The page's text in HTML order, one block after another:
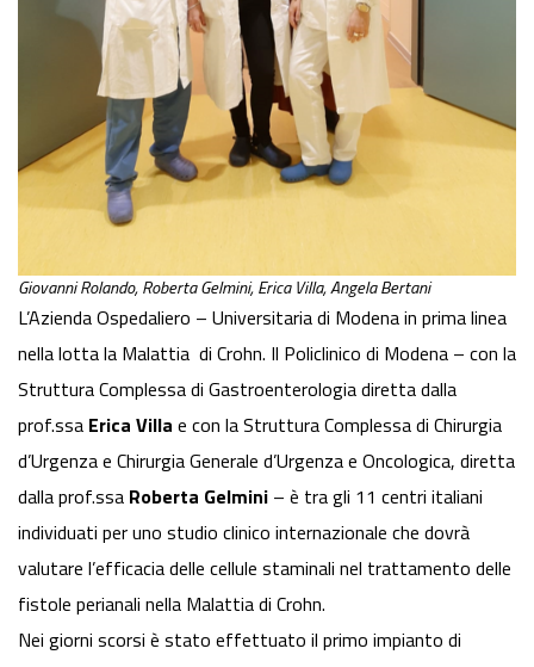
Giovanni Rolando, Roberta Gelmini, Erica Villa, Angela Bertani
L’Azienda Ospedaliero – Universitaria di Modena in prima linea
nella lotta la Malattia di Crohn. Il Policlinico di Modena – con la
Struttura Complessa di Gastroenterologia diretta dalla
prof.ssa Erica Villa e con la Struttura Complessa di Chirurgia
d’Urgenza e Chirurgia Generale d’Urgenza e Oncologica, diretta
dalla prof.ssa Roberta Gelmini – è tra gli 11 centri italiani
individuati per uno studio clinico internazionale che dovrà
valutare l’efficacia delle cellule staminali nel trattamento delle
fistole perianali nella Malattia di Crohn.
Nei giorni scorsi è stato effettuato il primo impianto di